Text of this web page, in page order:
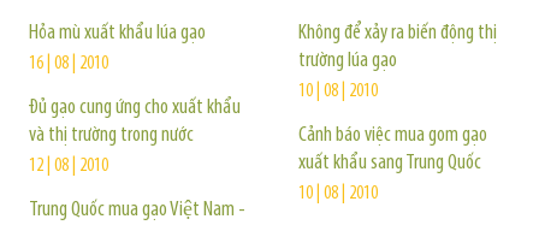
Hỏa mù xuất khẩu lúa gạo
16 | 08 | 2010
Ðủ gạo cung ứng cho xuất khẩu
và thị trường trong nước
12 | 08 | 2010
Trung Quốc mua gạo Việt Nam -
Không để xảy ra biến động thị
trường lúa gạo
10 | 08 | 2010
Cảnh báo việc mua gom gạo
xuất khẩu sang Trung Quốc
10 | 08 | 2010